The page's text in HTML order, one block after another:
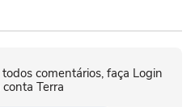
comentários, faça Login
conta Terra